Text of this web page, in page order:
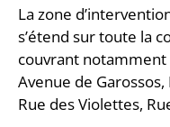
La zone
s’étend sur toute la
couvrant notamment
Avenue de
Rue des Violettes,